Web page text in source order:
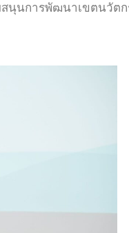
นการพัฒนาเขตนวัตก